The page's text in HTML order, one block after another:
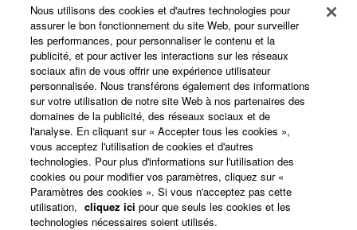
Yamaha Music ID - Enregistrement
A propos de Yamaha
France - French
Professionnel
Nous utilisons des cookies et d'autres technologies pour
assurer le bon fonctionnement du site Web, pour surveiller
les performances, pour personnaliser le contenu et la
publicité, et pour activer les interactions sur les réseaux
sociaux afin de vous offrir une expérience utilisateur
personnalisée. Nous transférons également des informations
sur votre utilisation de notre site Web à nos partenaires des
domaines de la publicité, des réseaux sociaux et de
l'analyse. En cliquant sur « Accepter tous les cookies »,
vous acceptez l'utilisation de cookies et d'autres
technologies. Pour plus d'informations sur l'utilisation des
cookies ou pour modifier vos paramètres, cliquez sur «
Paramètres des cookies ». Si vous n'acceptez pas cette
utilisation, cliquez ici pour que seuls les cookies et les
technologies nécessaires soient utilisés.